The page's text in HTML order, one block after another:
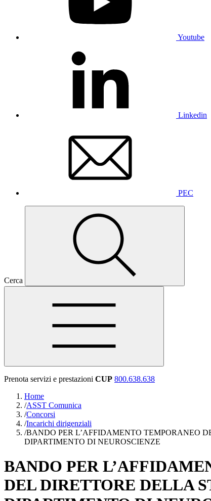
Youtube
Linkedin
PEC
Cerca
Prenota servizi e prestazioni CUP 800.638.638
Home
/ASST Comunica
/Concorsi
/Incarichi dirigenziali
/BANDO PER L’AFFIDAMENTO TEMPORANEO
DIPARTIMENTO DI NEUROSCIENZE
BANDO PER
DEL DIRETTORE DELLA